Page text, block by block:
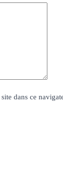
dans ce